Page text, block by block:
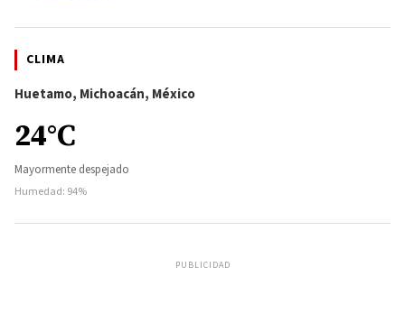
CLIMA
Huetamo, Michoacán, México
24°C
Mayormente despejado
Humedad: 94%
PUBLICIDAD